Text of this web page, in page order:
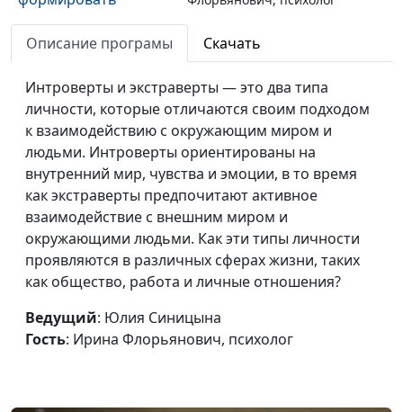
привычки
стремление к идеалу
Юлия Синицына, Алина
практический психолог
#324
Как восстановить
вегетативную
нервную систему
Юлия Синицына, Алина
Караченцева,
практический психолог
Манипуляции это
плохо?
Юлия Синицына, Алина
Караченцева,
практический психолог
запрограммировать
человека?
Караченцева,
практический психолог
Описание програмы Скачать
Интроверты и экстраверты — это два типа
личности, которые отличаются своим подходом
к взаимодействию с окружающим миром и
людьми. Интроверты ориентированы на
внутренний мир, чувства и эмоции, в то время
как экстраверты предпочитают активное
взаимодействие с внешним миром и
окружающими людьми. Как эти типы личности
проявляются в различных сферах жизни, таких
как общество, работа и личные отношения?
Ведущий: Юлия Синицына
Гость: Ирина Флорьянович, психолог